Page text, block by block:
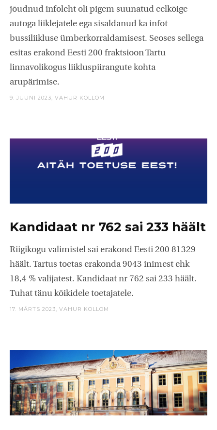
jõudnud infoleht oli pigem suunatud eelkõige
autoga liiklejatele ega sisaldanud ka infot
bussiliikluse ümberkorraldamisest. Seoses sellega
esitas erakond Eesti 200 fraktsioon Tartu
linnavolikogus liikluspiirangute kohta
arupärimise.
9. JUUNI 2023, VAHUR KOLLOM
Kandidaat nr 762 sai 233 häält
Riigikogu valimistel sai erakond Eesti 200 81329
häält. Tartus toetas erakonda 9043 inimest ehk
18,4 % valijatest. Kandidaat nr 762 sai 233 häält.
Tuhat tänu kõikidele toetajatele.
17. MÄRTS 2023, VAHUR KOLLOM